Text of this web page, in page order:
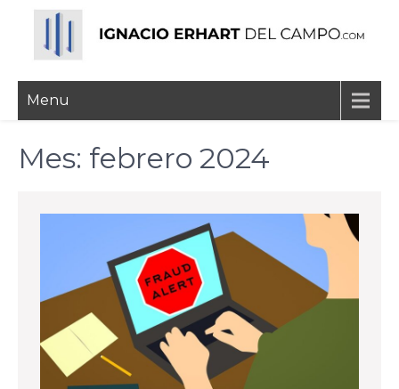
content
Ignacio Erhart del
Campo
Menu
Mes: febrero 2024